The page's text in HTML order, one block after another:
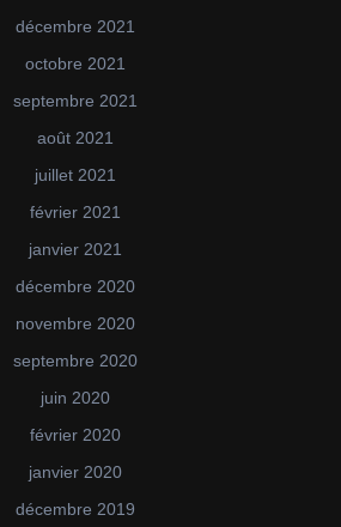
décembre 2021
octobre 2021
septembre 2021
août 2021
juillet 2021
février 2021
janvier 2021
décembre 2020
novembre 2020
septembre 2020
juin 2020
février 2020
janvier 2020
décembre 2019